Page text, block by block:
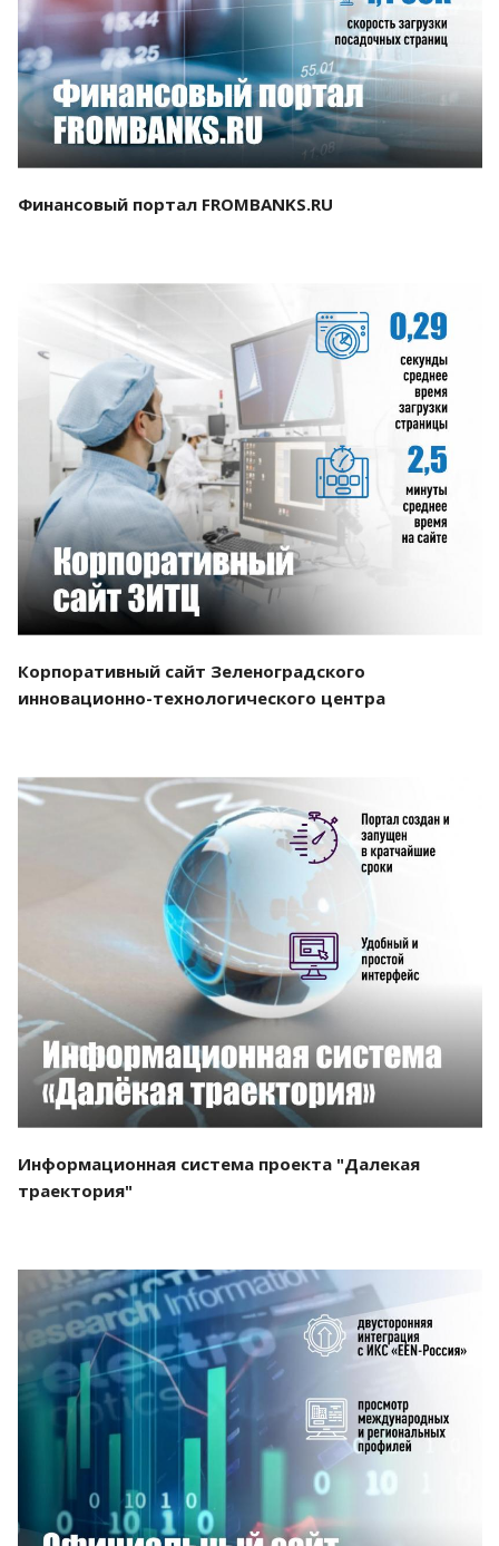
Смотреть проект
Финансовый портал FROMBANKS.RU
Смотреть проект
Корпоративный сайт Зеленоградского
инновационно-технологического центра
Смотреть проект
Информационная система проекта "Далекая
траектория"
Смотреть проект